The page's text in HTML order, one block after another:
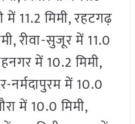
में 11.2 मिमी, रहटगढ़
रीवा-सुजूर में 11.0
में 10.2 मिमी,
नर्मदापुरम में 10.0
में 10.0 मिमी,